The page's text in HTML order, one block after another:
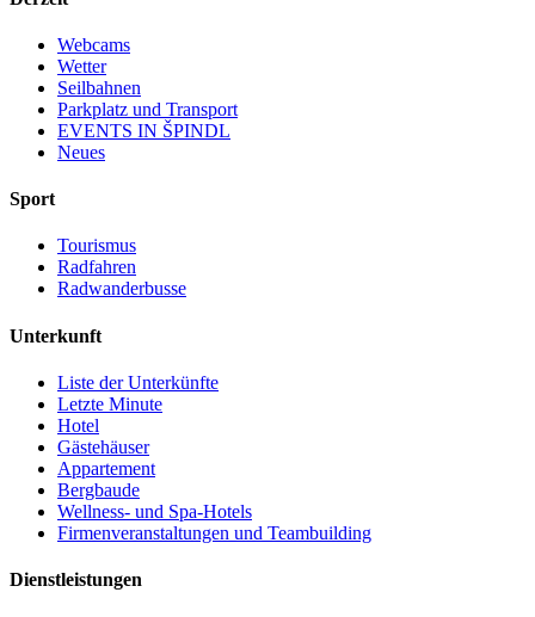
Webcams
Wetter
Seilbahnen
Parkplatz und Transport
EVENTS IN ŠPINDL
Neues
Sport
Tourismus
Radfahren
Radwanderbusse
Unterkunft
Liste der Unterkünfte
Letzte Minute
Hotel
Gästehäuser
Appartement
Bergbaude
Wellness- und Spa-Hotels
Firmenveranstaltungen und Teambuilding
Dienstleistungen